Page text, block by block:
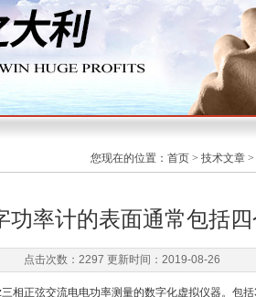
您现在的位置： 首页 > 技术文章 >
功率计的表面通常包括
点击次数：2297 更新时间：2019-08-26
相正弦交流电电功率测量的数字化虚拟仪器。包